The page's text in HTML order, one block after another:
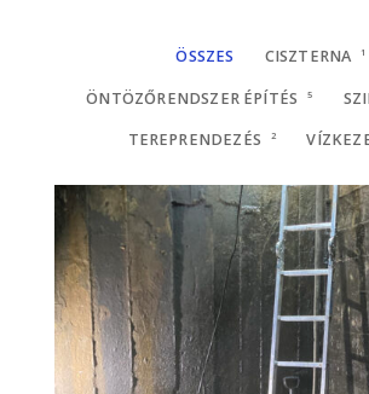
ÖSSZES CISZTERNA 1
ÖNTÖZŐRENDSZER ÉPÍTÉS 5
TEREPRENDEZÉS 2